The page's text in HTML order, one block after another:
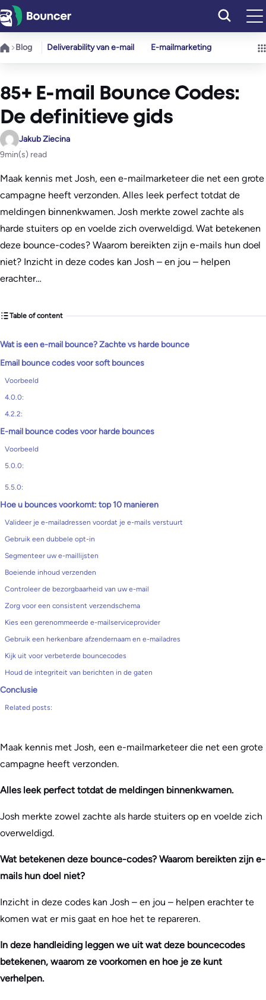
Ga
naar
de
Blog Deliverability van e-mail E-mailmarketing
85+ E-mail Bounce Codes:
De definitieve gids
Jakub Ziecina
9min(s) read
Maak kennis met Josh, een e-mailmarketeer die net een grote
campagne heeft verzonden. Alles leek perfect totdat de
meldingen binnenkwamen. Josh merkte zowel zachte als
harde stuiters op en voelde zich overweldigd. Wat betekenen
deze bounce-codes? Waarom bereikten zijn e-mails hun doel
niet? Inzicht in deze codes kan Josh – en jou – helpen
erachter…
Table of content
Wat is een e-mail bounce? Zachte vs harde bounce
Email bounce codes voor soft bounces
Voorbeeld
4.0.0:
4.2.2:
E-mail bounce codes voor harde bounces
Voorbeeld
5.0.0:
5.5.0:
Hoe u bounces voorkomt: top 10 manieren
Valideer je e-mailadressen voordat je e-mails verstuurt
Gebruik een dubbele opt-in
Segmenteer uw e-maillijsten
Boeiende inhoud verzenden
Controleer de bezorgbaarheid van uw e-mail
Zorg voor een consistent verzendschema
Kies een gerenommeerde e-mailserviceprovider
Gebruik een herkenbare afzendernaam en e-mailadres
Kijk uit voor verbeterde bouncecodes
Houd de integriteit van berichten in de gaten
Conclusie
Related posts:
Maak kennis met Josh, een e-mailmarketeer die net een grote
campagne heeft verzonden.
Alles leek perfect totdat de meldingen binnenkwamen.
Josh merkte zowel zachte als harde stuiters op en voelde zich
overweldigd.
Wat betekenen deze bounce-codes? Waarom bereikten zijn e-
mails hun doel niet?
Inzicht in deze codes kan Josh – en jou – helpen erachter te
komen wat er mis gaat en hoe het te repareren.
In deze handleiding leggen we uit wat deze bouncecodes
betekenen, waarom ze voorkomen en hoe je ze kunt
verhelpen.